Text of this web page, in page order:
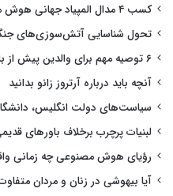
کسب ۴ مدال المپیاد جهانی هوش مصنوعی برای ایران
تحول شناسایی آتش‌سوزی‌های
۶ توصیه مهم برای والدین پیش از بازگشایی مدارس
آنچه باید درباره آرتروز زانو بدانید
سیاست‌های دولت انگلیس،
لبنیات پرچرب برخلاف باورهای
رؤیای هوش مصنوعی چه زمانی
آیا بیهوشی در زنان و مردان